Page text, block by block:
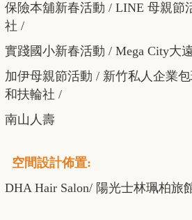
保險本舖新春活動 / LINE 母親節
社 /
實踐國小新春活動 / Mega City大
加伊母親節活動 / 新竹私人企業
和扶輪社 /
南山人壽
空間設計佈置:
DHA Hair Salon/ 陽光士林珮柏旅